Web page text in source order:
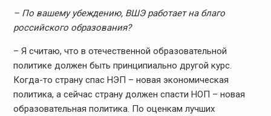
– По вашему убеждению, ВШЭ работает на благо
российского образования?
– Я считаю, что в отечественной образовательной
политике должен быть принципиально другой курс.
Когда-то страну спас НЭП – новая экономическая
политика, а сейчас страну должен спасти НОП – новая
образовательная политика. По оценкам лучших